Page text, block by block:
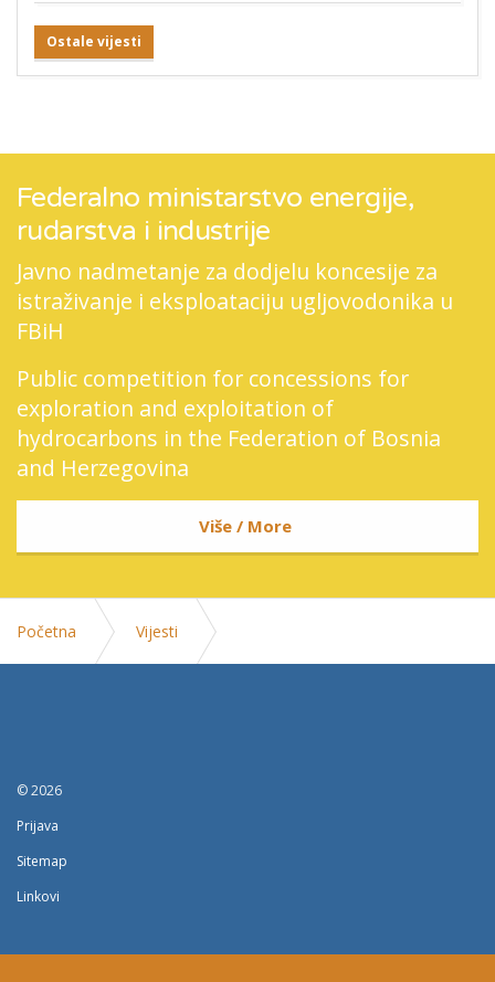
Ostale vijesti
Federalno ministarstvo energije,
rudarstva i industrije
Javno nadmetanje za dodjelu koncesije za
istraživanje i eksploataciju ugljovodonika u
FBiH
Public competition for concessions for
exploration and exploitation of
hydrocarbons in the Federation of Bosnia
and Herzegovina
Više / More
Početna Vijesti
© 2026
Prijava
Sitemap
Linkovi